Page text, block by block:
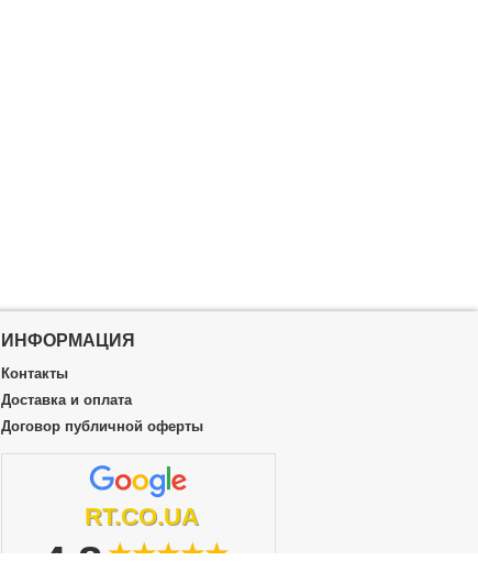
ИНФОРМАЦИЯ
Контакты
Доставка и оплата
Договор публичной оферты
RT.CO.UA
4.8 ★★★★★